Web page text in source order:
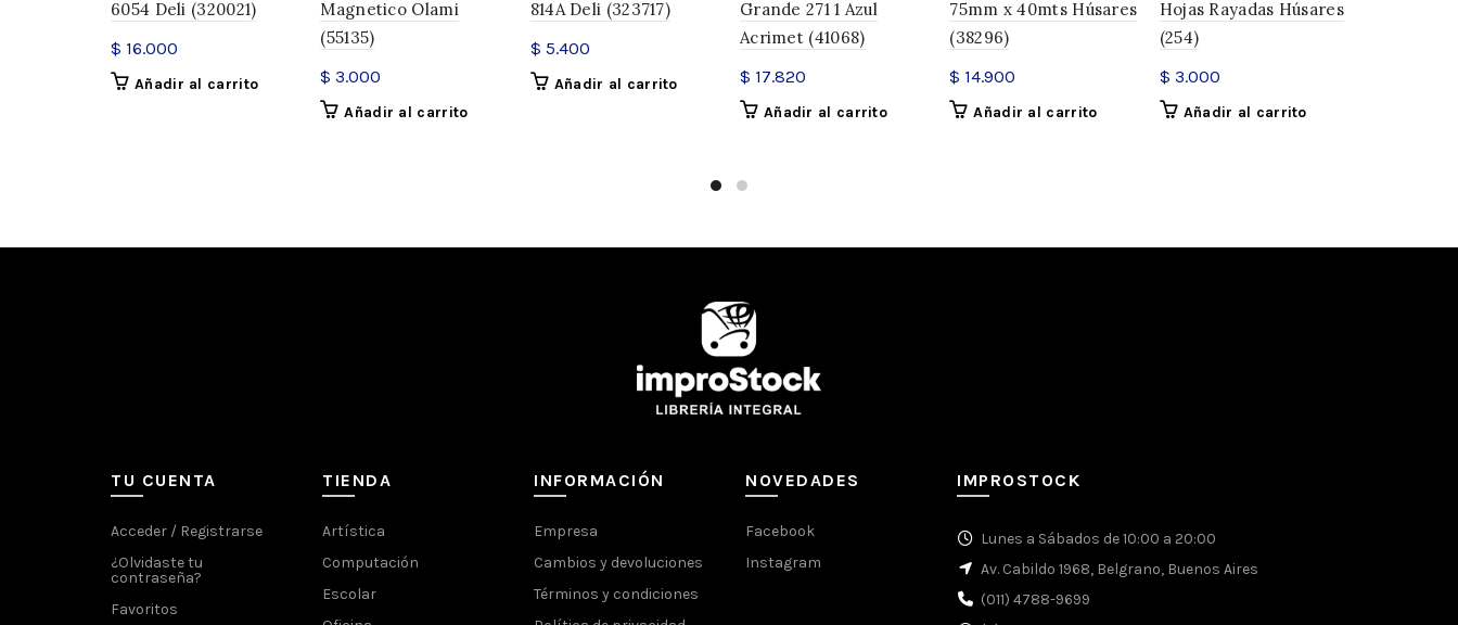
6054 Deli (320021)
$ 16.000
Añadir al carrito
Magnetico Olami
(55135)
$ 3.000
Añadir al carrito
814A Deli (323717)
$ 5.400
Añadir al carrito
Grande 271 1 Azul
Acrimet (41068)
$ 17.820
Añadir al carrito
75mm x 40mts Húsares
(38296)
$ 14.900
Añadir al carrito
Hojas Rayadas Húsares
(254)
$ 3.000
Añadir al carrito
TU CUENTA
Acceder / Registrarse
¿Olvidaste tu
contraseña?
Favoritos
TIENDA
Artística
Computación
Escolar
INFORMACIÓN
Empresa
Cambios y devoluciones
Términos y condiciones
NOVEDADES
Facebook
Instagram
IMPROSTOCK
Lunes a Sábados de 10:00 a 20:00
Av. Cabildo 1968, Belgrano, Buenos Aires
(011) 4788-9699